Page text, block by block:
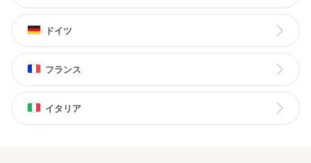
困ったことやビザ関係の相談なども日本語
で対応が可能です。さらに、学校に併設さ
れている日本センターで日本語を学ぶドイ
ツ人と定期的に交流イベントが開催される
ので、ドイツ人のお友達も作りやすい環境
の授業でもなければ、文法、読解、会話、
リスニングと時間を区切って勉強するスタ
イルではなく、新聞やテレビで取り上げら
れたトピックを用いて単語や表現を学び、
その後実際にロールプレーをするなど、イ
ンプットとアウトプットを繰り返して英語
また、施設が充実した各学校は、都市の中
ドイツ
フランス
イタリア